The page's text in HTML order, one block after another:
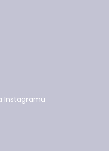
Instagramu